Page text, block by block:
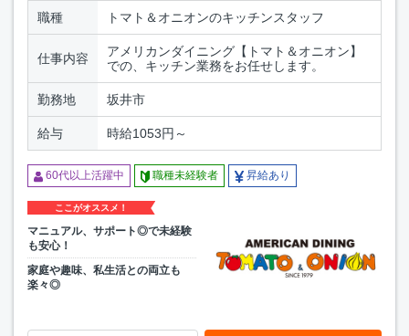
職種 トマト＆オニオンのキッチンスタッフ
仕事内容
アメリカンダイニング【トマト＆オニオン】
での、キッチン業務をお任せします。
勤務地 坂井市
給与 時給1053円～
60代以上活躍中 職種未経験者 昇給あり
ここがオススメ！
マニュアル、サポート◎で未経験
も安心！
家庭や趣味、私生活との両立も
楽々◎